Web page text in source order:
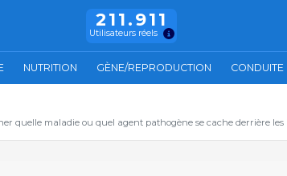
211.911
Utilisateurs réels
NUTRITION GÈNE/REPRODUCTION
quelle maladie ou quel agent pathogène se cache derrière